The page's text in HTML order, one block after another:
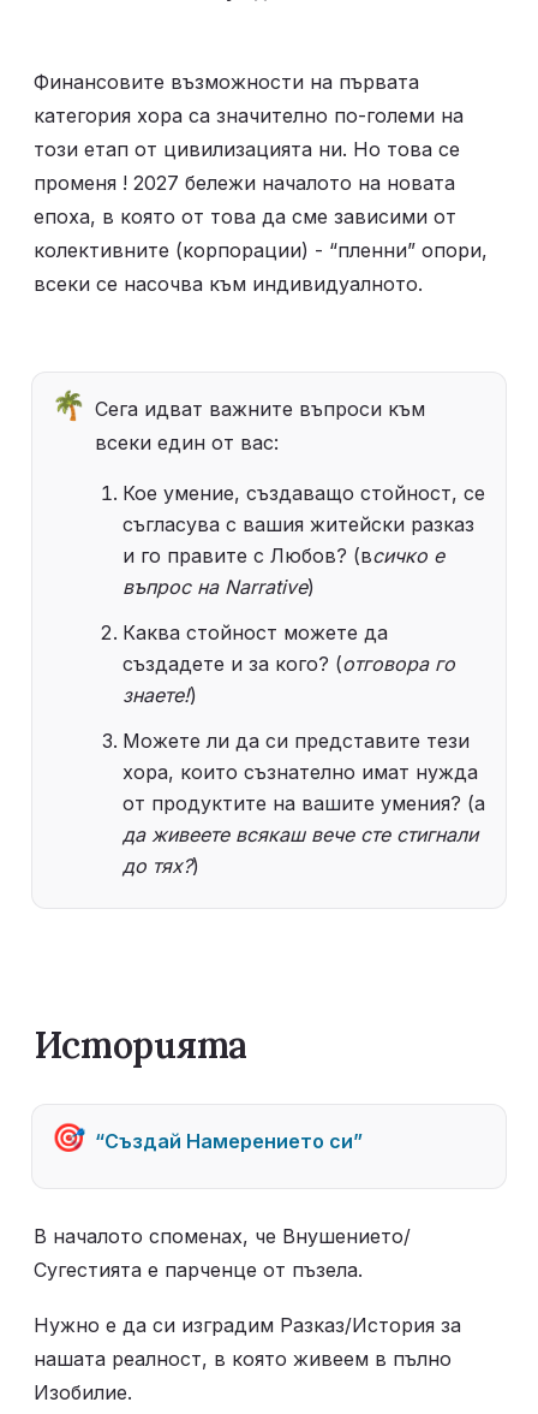
Финансовите възможности на първата
категория хора са значително по-големи на
този етап от цивилизацията ни. Но това се
променя ! 2027 бележи началото на новата
епоха, в която от това да сме зависими от
колективните (корпорации) - “пленни” опори,
всеки се насочва към индивидуалното.
🌴 Сега идват важните въпроси към
всеки един от вас:
Кое умение, създаващо стойност, се
съгласува с вашия житейски разказ
и го правите с Любов? (всичко е
въпрос на Narrative)
Каква стойност можете да
създадете и за кого? (отговора го
знаете!)
Можете ли да си представите тези
хора, които съзнателно имат нужда
да живеете всякаш вече сте стигнали
до тях?)
Историята
🎯 “Създай Намерението си”
В началото споменах, че Внушението/
Сугестията е парченце от пъзела.
Нужно е да си изградим Разказ/История за
нашата реалност, в която живеем в пълно
Изобилие.